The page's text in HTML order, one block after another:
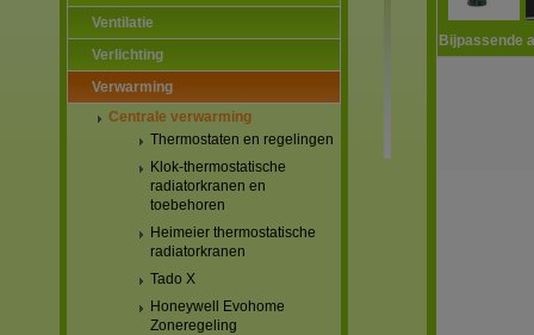
Ventilatie
Verlichting
Verwarming
Centrale verwarming
Thermostaten en regelingen
Klok-thermostatische
radiatorkranen en
toebehoren
Heimeier thermostatische
radiatorkranen
Tado X
Honeywell Evohome
Zoneregeling
Bijpassende